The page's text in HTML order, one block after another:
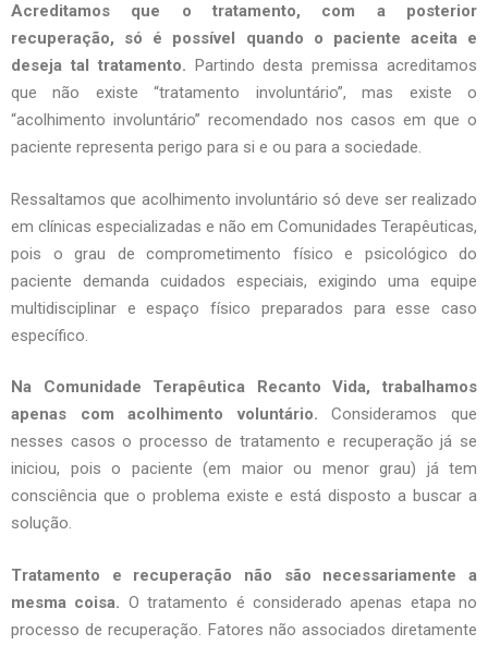
Acreditamos que o tratamento, com a posterior
recuperação, só é possível quando o paciente aceita e
deseja tal tratamento. Partindo desta premissa acreditamos
que não existe “tratamento involuntário”, mas existe o
“acolhimento involuntário” recomendado nos casos em que o
paciente representa perigo para si e ou para a sociedade.
Ressaltamos que acolhimento involuntário só deve ser realizado
em clínicas especializadas e não em Comunidades Terapêuticas,
pois o grau de comprometimento físico e psicológico do
paciente demanda cuidados especiais, exigindo uma equipe
multidisciplinar e espaço físico preparados para esse caso
específico.
Na Comunidade Terapêutica Recanto Vida, trabalhamos
apenas com acolhimento voluntário. Consideramos que
nesses casos o processo de tratamento e recuperação já se
iniciou, pois o paciente (em maior ou menor grau) já tem
consciência que o problema existe e está disposto a buscar a
solução.
Tratamento e recuperação não são necessariamente a
mesma coisa. O tratamento é considerado apenas etapa no
processo de recuperação. Fatores não associados diretamente